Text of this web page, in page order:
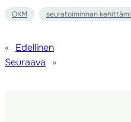
OKM seuratoiminnan
« Edellinen
Seuraava
»